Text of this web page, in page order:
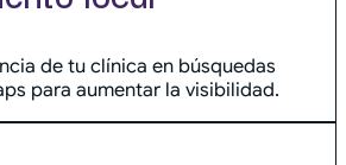
de tu clínica en búsquedas
para aumentar la visibilidad.